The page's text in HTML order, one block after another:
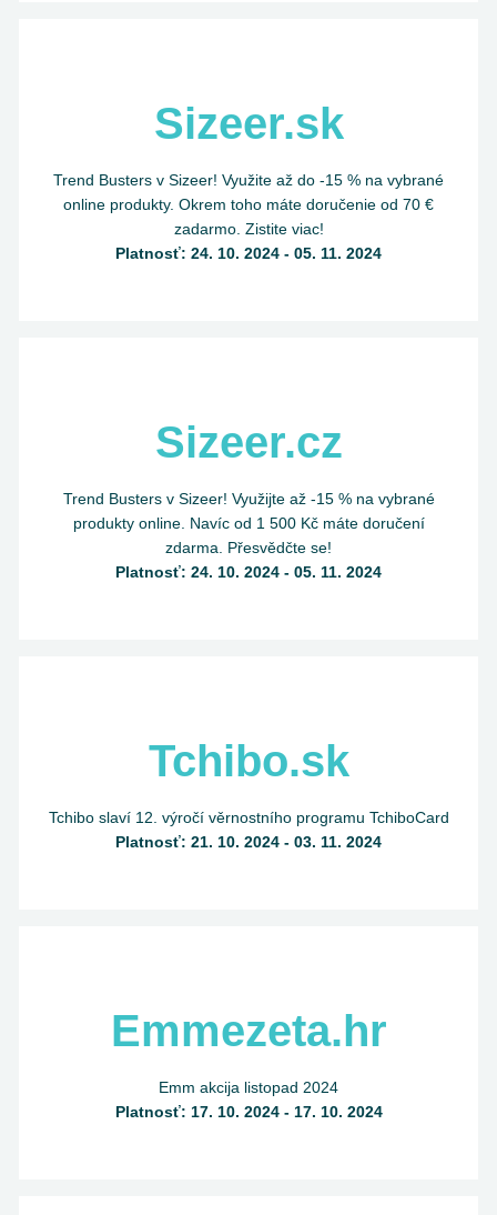
Sizeer.sk
Trend Busters v Sizeer! Využite až do -15 % na vybrané
online produkty. Okrem toho máte doručenie od 70 €
zadarmo. Zistite viac!
Platnosť: 24. 10. 2024 - 05. 11. 2024
Sizeer.cz
Trend Busters v Sizeer! Využijte až -15 % na vybrané
produkty online. Navíc od 1 500 Kč máte doručení
zdarma. Přesvědčte se!
Platnosť: 24. 10. 2024 - 05. 11. 2024
Tchibo.sk
Tchibo slaví 12. výročí věrnostního programu TchiboCard
Platnosť: 21. 10. 2024 - 03. 11. 2024
Emmezeta.hr
Emm akcija listopad 2024
Platnosť: 17. 10. 2024 - 17. 10. 2024